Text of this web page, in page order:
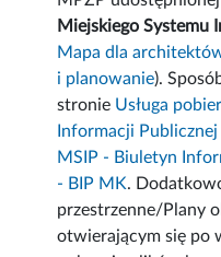
Miejskiego Systemu
Mapa dla
i planowanie).
stronie Usługa
Informacji
MSIP - Biuletyn
- BIP MK.
przestrzenne/Plany
otwierającym się po